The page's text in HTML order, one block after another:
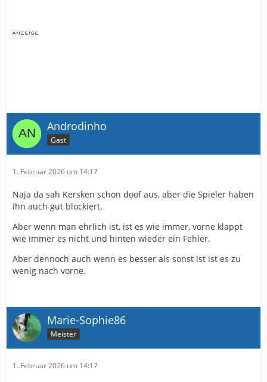
Androdinho
Gast
1. Februar 2026 um 14:17
Naja da sah Kersken schon doof aus, aber die Spieler haben
ihn auch gut blockiert.
Aber wenn man ehrlich ist, ist es wie immer, vorne klappt
wie immer es nicht und hinten wieder ein Fehler.
Aber dennoch auch wenn es besser als sonst ist ist es zu
wenig nach vorne.
Marie-Sophie86
Meister
1. Februar 2026 um 14:17